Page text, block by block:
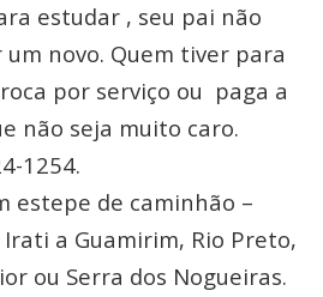
estudar , seu pai não
novo. Quem tiver para
por serviço ou paga a
não seja muito caro.
1254.
estepe de caminhão –
a Guamirim, Rio Preto,
ou Serra dos Nogueiras.